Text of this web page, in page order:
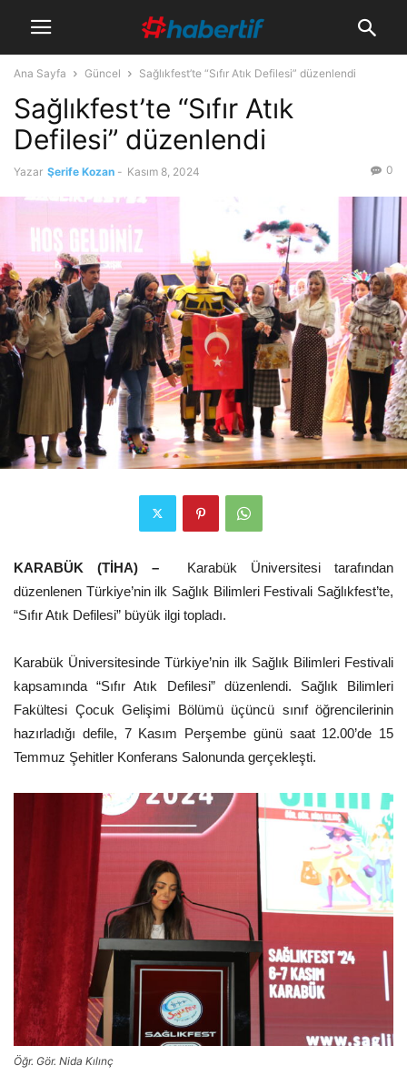
Ana Sayfa Güncel Sağlıkfest’te “Sıfır Atık Defilesi” düzenlendi
Sağlıkfest’te “Sıfır Atık
Defilesi” düzenlendi
Yazar Şerife Kozan - Kasım 8, 2024 0
KARABÜK (TİHA) – Karabük Üniversitesi tarafından
düzenlenen Türkiye’nin ilk Sağlık Bilimleri Festivali Sağlıkfest’te,
“Sıfır Atık Defilesi” büyük ilgi topladı.
Karabük Üniversitesinde Türkiye’nin ilk Sağlık Bilimleri Festivali
kapsamında “Sıfır Atık Defilesi” düzenlendi. Sağlık Bilimleri
Fakültesi Çocuk Gelişimi Bölümü üçüncü sınıf öğrencilerinin
hazırladığı defile, 7 Kasım Perşembe günü saat 12.00’de 15
Temmuz Şehitler Konferans Salonunda gerçekleşti.
Öğr. Gör. Nida Kılınç